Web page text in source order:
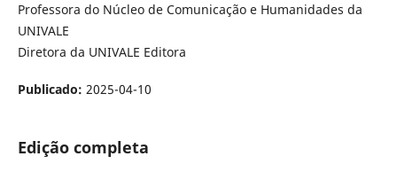
Professora do Núcleo de Comunicação e Humanidades da
UNIVALE
Diretora da UNIVALE Editora
Publicado: 2025-04-10
Edição completa